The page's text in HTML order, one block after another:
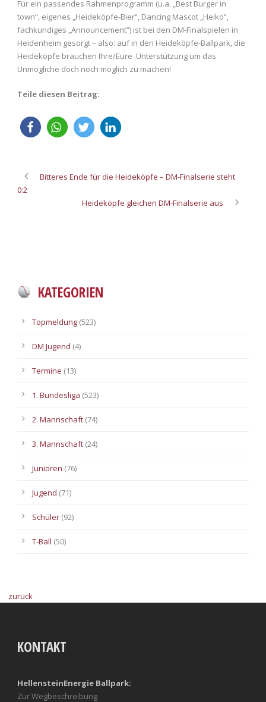
Für ein passendes Rahmenprogramm (u.a. „Best Burger in
town“, eigenes „Heideköpfe-Bier“, Dancing Mascot „Heiko“,
fachkundiges „Announcement“) ist bei den DM-Finalspielen in
Heidenheim gesorgt – also: auf in den Heideköpfe-Ballpark, die
Heideköpfe brauchen Ihre/Eure Unterstützung um das
Unmögliche doch noch möglich zu machen!
Teile diesen Beitrag:
Bitteres Ende für die Heideköpfe – DM-Finalserie steht
0:2
Heideköpfe gleichen DM-Finalserie aus
KATEGORIEN
Topmeldung (523)
DM Jugend (4)
Termine (13)
1. Bundesliga (523)
2. Mannschaft (74)
3. Mannschaft (24)
Junioren (76)
Jugend (71)
Schüler (92)
T-Ball (50)
zurück
KONTAKT
HellensteinEnergie Ballpark:
Zur Wegbeschreibung